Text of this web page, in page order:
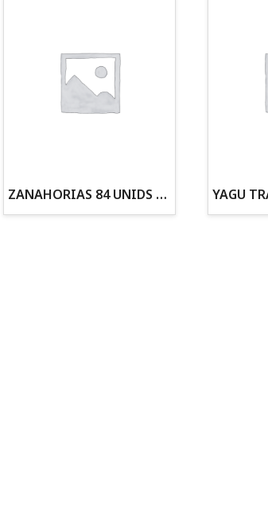
ZANAHORIAS 84 UNIDS EN DISPLAY